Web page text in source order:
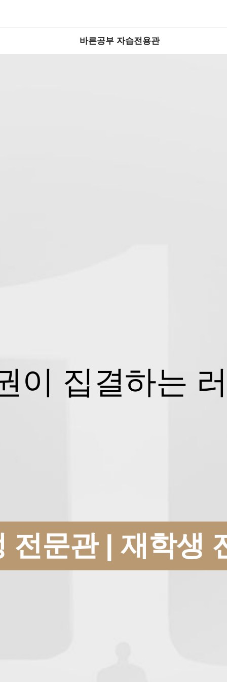
바른공부 자습전용관
이 집결하는
전문관 | 재학생